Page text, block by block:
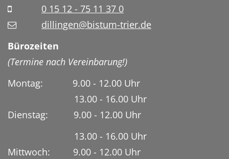
0 15 12 - 75 11 37 0
dillingen@bistum-trier.de
Bürozeiten
(Termine nach Vereinbarung!)
Montag: 9.00 - 12.00 Uhr
13.00 - 16.00 Uhr
Dienstag:
9.00 - 12.00 Uhr
13.00 - 16.00 Uhr
Mittwoch: 9.00 - 12.00 Uhr